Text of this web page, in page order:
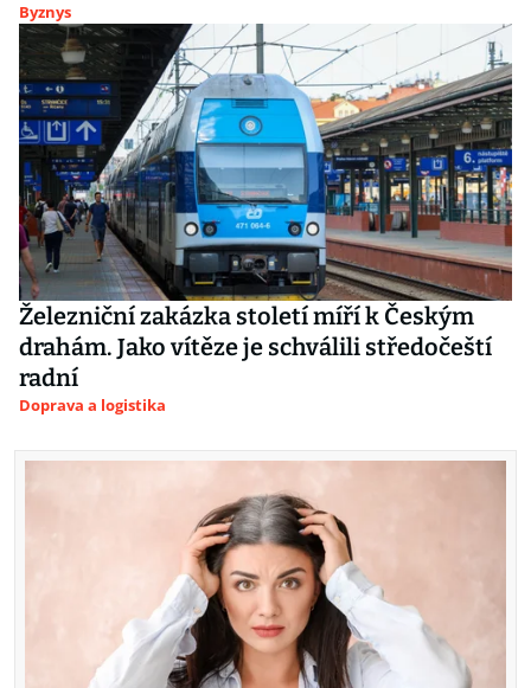
Byznys
Železniční zakázka století míří k Českým
drahám. Jako vítěze je schválili středočeští
radní
Doprava a logistika